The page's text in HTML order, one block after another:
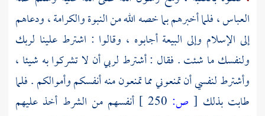
العباس ،فلما أخبرهم بما خصه الله من النبوة والكرامة ، ودعاهم
إلى الإسلام وإلى البيعة أجابوه ، وقالوا : اشترط علينا لربك
ولنفسك ما شئت . فقال : أشترط لربي أن لا تشركوا به شيئا ،
وأشترط لنفسي أن تمنعوني مما تمنعون منه أنفسكم وأموالكم . فلما
طابت بذلك [ ص:
أنفسهم من الشرط أخذ عليهم